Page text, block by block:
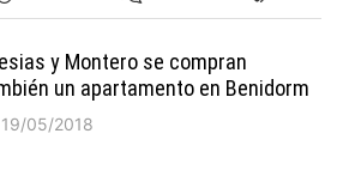
y Montero se compran
un apartamento en Benidorm
19/05/2018